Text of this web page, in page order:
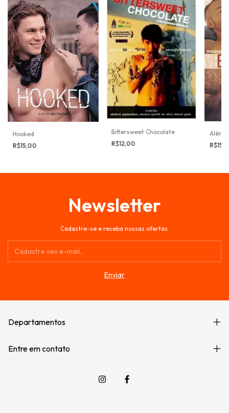
Hooked
R$15,00
Bittersweet Chocolate
R$12,00
Além
Newsletter
Cadastre-se e receba nossas ofertas.
Departamentos
Entre em contato